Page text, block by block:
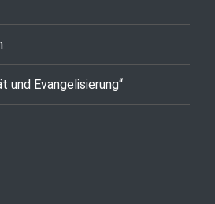
und Evangelisierung“